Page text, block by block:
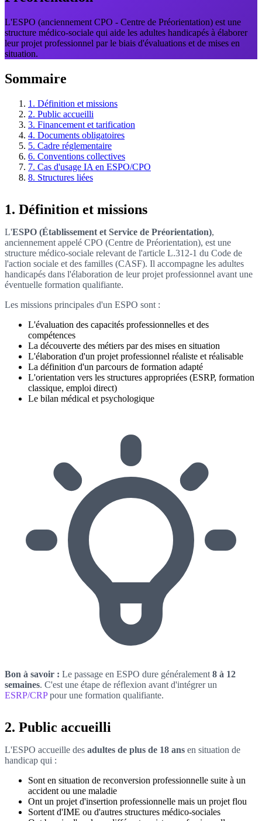
L'ESPO (anciennement CPO - Centre de Préorientation) est une
structure médico-sociale qui aide les adultes handicapés à élaborer
leur projet professionnel par le biais d'évaluations et de mises en
situation.
Sommaire
1. Définition et missions
2. Public accueilli
3. Financement et tarification
4. Documents obligatoires
5. Cadre réglementaire
6. Conventions collectives
7. Cas d'usage IA en ESPO/CPO
8. Structures liées
1. Définition et missions
L'ESPO (Établissement et Service de Préorientation),
anciennement appelé CPO (Centre de Préorientation), est une
structure médico-sociale relevant de l'article L.312-1 du Code de
l'action sociale et des familles (CASF). Il accompagne les adultes
handicapés dans l'élaboration de leur projet professionnel avant une
éventuelle formation qualifiante.
Les missions principales d'un ESPO sont :
L'évaluation des capacités professionnelles et des
compétences
La découverte des métiers par des mises en situation
L'élaboration d'un projet professionnel réaliste et réalisable
La définition d'un parcours de formation adapté
L'orientation vers les structures appropriées (ESRP, formation
classique, emploi direct)
Le bilan médical et psychologique
Bon à savoir : Le passage en ESPO dure généralement 8 à 12
semaines. C'est une étape de réflexion avant d'intégrer un
ESRP/CRPpour une formation qualifiante.
2. Public accueilli
L'ESPO accueille des adultes de plus de 18 ans en situation de
handicap qui :
Sont en situation de reconversion professionnelle suite à un
accident ou une maladie
Ont un projet d'insertion professionnelle mais un projet flou
Sortent d'IME ou d'autres structures médico-sociales